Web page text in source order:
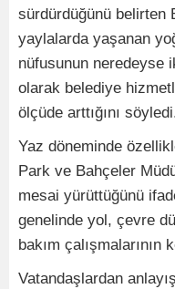
sürdürdüğünü belirten
yaylalarda yaşanan
nüfusunun neredeyse
olarak belediye
ölçüde arttığını
Yaz döneminde
Park ve Bahçeler
mesai yürüttüğünü
genelinde yol, çevre
bakım
Vatandaşlardan